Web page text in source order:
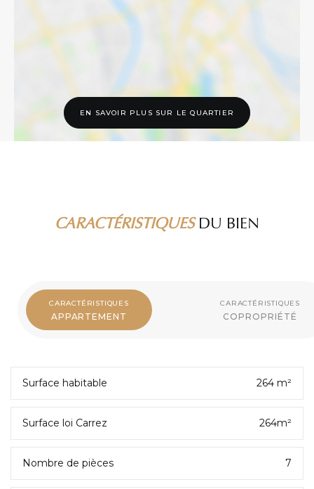
EN SAVOIR PLUS SUR LE QUARTIER
CARACTÉRISTIQUESDU BIEN
CARACTÉRISTIQUES
APPARTEMENT
CARACTÉRISTIQUES
COPROPRIÉTÉ
Surface habitable 264 m²
Surface loi Carrez 264m²
Nombre de pièces 7